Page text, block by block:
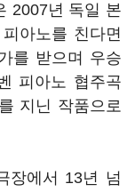
2007년 독일 본
아노를 친다면
를 받으며 우승
피아노 협주곡
지닌 작품으로
장에서 13년 넘